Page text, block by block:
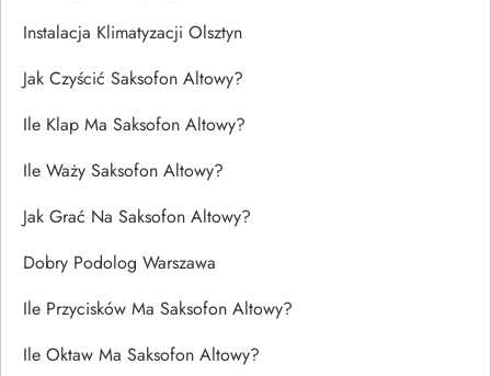
Instalacja Klimatyzacji Olsztyn
Jak Czyścić Saksofon Altowy?
Ile Klap Ma Saksofon Altowy?
Ile Waży Saksofon Altowy?
Jak Grać Na Saksofon Altowy?
Dobry Podolog Warszawa
Ile Przycisków Ma Saksofon Altowy?
Ile Oktaw Ma Saksofon Altowy?